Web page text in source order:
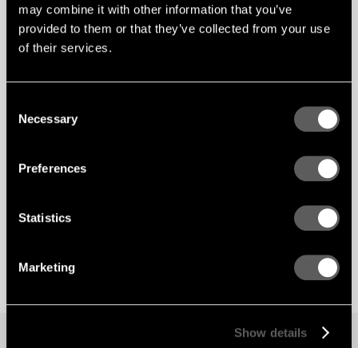
may combine it with other information that you’ve
provided to them or that they’ve collected from your use
of their services.
Selection
Necessary
Preferences
Statistics
Marketing
Show details